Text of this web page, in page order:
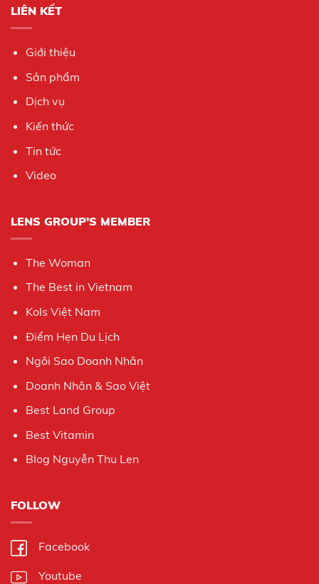
LIÊN KẾT
Giới thiệu
Sản phẩm
Dịch vụ
Kiến thức
Tin tức
Video
LENS GROUP'S MEMBER
The Woman
The Best in Vietnam
Kols Việt Nam
Điểm Hẹn Du Lịch
Ngôi Sao Doanh Nhân
Doanh Nhân & Sao Việt
Best Land Group
Best Vitamin
Blog Nguyễn Thu Len
FOLLOW
Facebook
Youtube